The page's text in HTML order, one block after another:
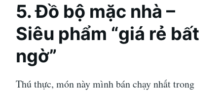
5. Đồ bộ mặc nhà –
Siêu phẩm “giá rẻ bất
ngờ”
Thú thực, món này mình bán chạy nhất trong